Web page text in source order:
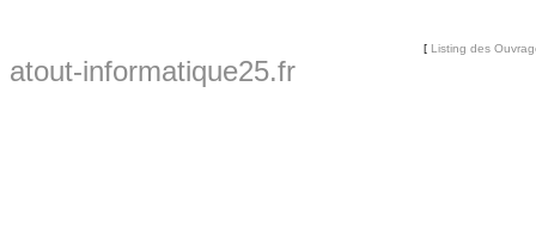
[ Listing des
atout-informatique25.fr